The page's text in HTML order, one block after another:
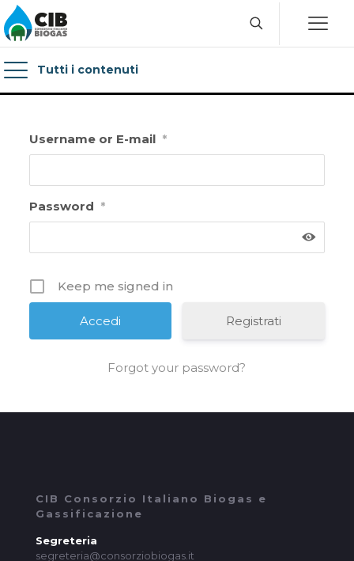
Tutti i contenuti
Username or E-mail *
Password *
Keep me signed in
Registrati
Forgot your password?
CIB Consorzio Italiano Biogas e
Gassificazione
Segreteria
segreteria@consorziobiogas.it